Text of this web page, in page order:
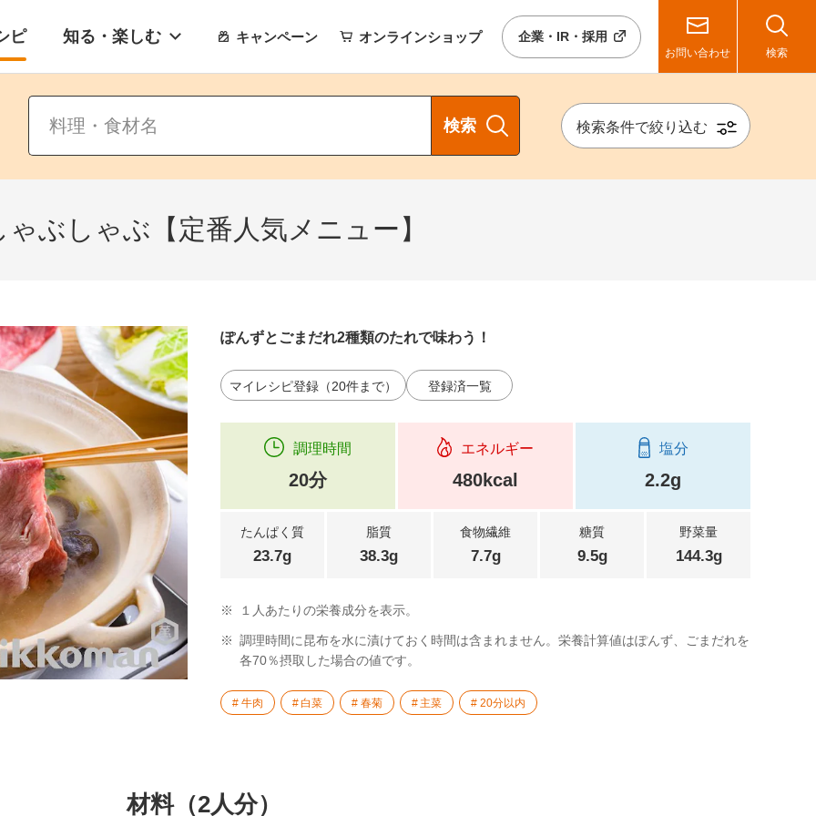
ピ 知る・楽しむ キャンペーン オンラインショップ 企業・IR・採用
お問い合わせ 検索
検索 検索条件で絞り込む
ゃぶしゃぶ【定番人気メニュー】
ぽんずとごまだれ2種類のたれで味わう！
マイレシピ登録（20件まで） 登録済一覧
調理時間
20分
エネルギー
480kcal
塩分
2.2g
たんぱく質
23.7g
脂質
38.3g
食物繊維
7.7g
糖質
9.5g
野菜量
144.3g
※ １人あたりの栄養成分を表示。
※ 調理時間に昆布を水に漬けておく時間は含まれません。栄養計算値はぽんず、ごまだれを
各70％摂取した場合の値です。
牛肉 白菜 春菊 主菜 20分以内
材料（2人分）